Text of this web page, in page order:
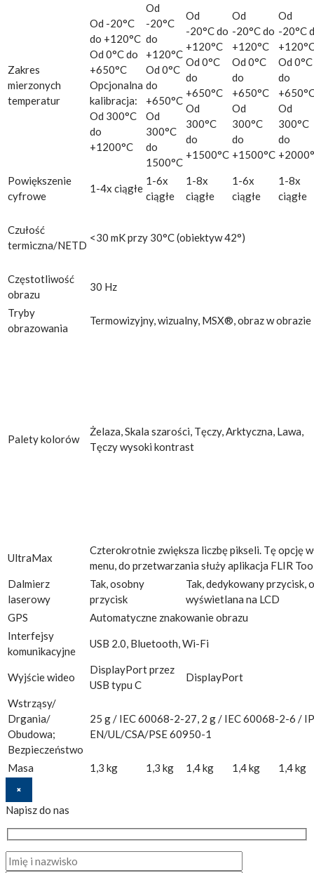
Zakres
mierzonych
temperatur
Od -20°C
do +120°C
Od 0°C do
+650°C
Opcjonalna
kalibracja:
Od 300°C
do
+1200°C
Od
-20°C
do
+120°C
Od 0°C
do
+650°C
Od
300°C
do
1500°C
Od
-20°C do
+120°C
Od 0°C
do
+650°C
Od
300°C
do
+1500°C
Od
-20°C do
+120°C
Od 0°C
do
+650°C
Od
300°C
do
+1500°C
Od
-20°C
Od 0°C
do
Od
300°C
do
Powiększenie
cyfrowe
1-4x ciągłe
1-6x
ciągłe
1-8x
ciągłe
1-6x
ciągłe
1-8x
ciągłe
Czułość
termiczna/NETD
<30 mK przy 30°C (obiektyw 42°)
Częstotliwość
obrazu
30 Hz
Tryby
obrazowania
Termowizyjny, wizualny, MSX®, obraz w obrazie
Palety kolorów
Żelaza, Skala szarości, Tęczy, Arktyczna, Lawa,
Tęczy wysoki kontrast
UltraMax
Czterokrotnie zwiększa liczbę pikseli. Tę opcję
menu, do przetwarzania służy aplikacja FLIR
Dalmierz
laserowy
Tak, osobny
przycisk
Tak, dedykowany przycisk,
wyświetlana na LCD
GPS
Automatyczne znakowanie obrazu
Interfejsy
komunikacyjne
USB 2.0, Bluetooth, Wi-Fi
Wyjście wideo
DisplayPort przez
USB typu C
DisplayPort
Wstrząsy/
Drgania/
Obudowa;
Bezpieczeństwo
25 g / IEC 60068-2-27, 2 g / IEC 60068-2-6 /
EN/UL/CSA/PSE 60950-1
Masa 1,3 kg 1,3 kg 1,4 kg 1,4 kg 1,4 kg
×
Napisz do nas